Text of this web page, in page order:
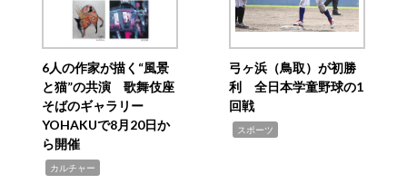
6人の作家が描く“風景
と猫”の共演 歌舞伎座
そばのギャラリー
YOHAKUで8月20日か
ら開催
カルチャー
弓ヶ浜（鳥取）が初勝
利 全日本学童野球の1
回戦
スポーツ